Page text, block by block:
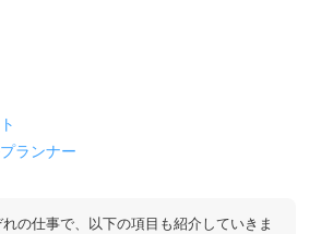
の探し方5選
ト
ランナー
れの仕事で、以下の項目も紹介していきま